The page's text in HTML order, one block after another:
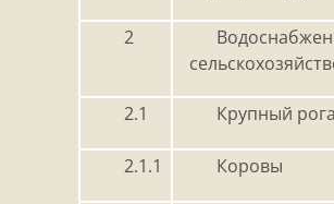
2
2.1 Крупный
2.1.1 Коровы